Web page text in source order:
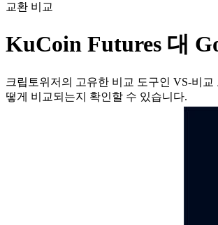
교환 비교
KuCoin Futures 대
크립토위저의 고유한 비교 도구인 VS-비
떻게 비교되는지 확인할 수 있습니다.